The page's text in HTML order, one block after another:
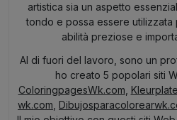
artistica sia un aspetto
tondo e possa essere utilizzata
abilità preziose e
Al di fuori del lavoro, sono un
ho creato 5 popolari siti
ColoringpagesWk.com
wk.com